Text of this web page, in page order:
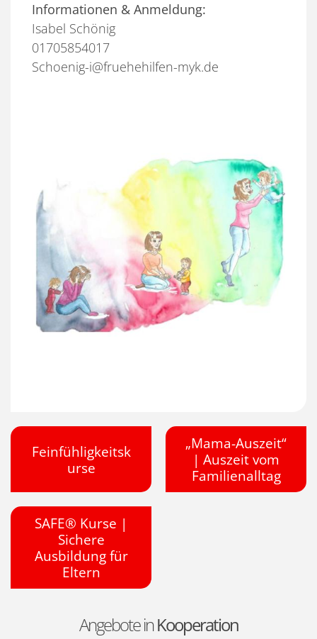
Informationen & Anmeldung:
Isabel Schönig
01705854017
Schoenig-i@fruehehilfen-myk.de
Feinfühligkeitsk
urse
„Mama-Auszeit“
| Auszeit vom
Familienalltag
SAFE® Kurse |
Sichere
Ausbildung für
Eltern
Angebote inKooperation